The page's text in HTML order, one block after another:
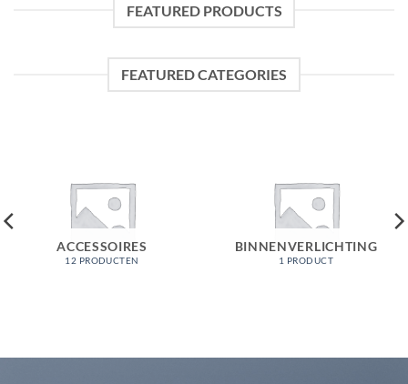
FEATURED PRODUCTS
FEATURED CATEGORIES
ACCESSOIRES
12 PRODUCTEN
BINNENVERLICHTING
1 PRODUCT